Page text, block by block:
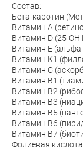
Состав:
Бета-каротин
Витамин А
Витамин D (25-
Витамин Е
Витамин К1
Витамин С
Витамин В1
Витамин В2
Витамин В3
Витамин В5
Витамин В6
Витамин В7
Фолиевая